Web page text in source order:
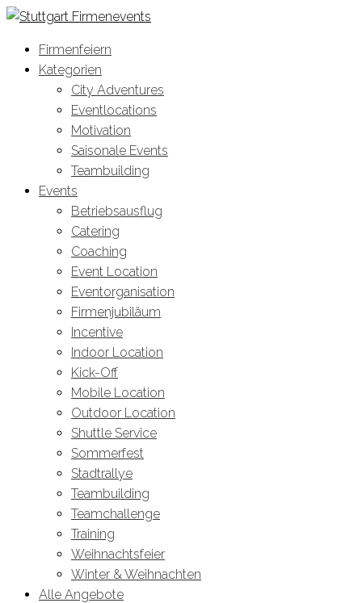
Firmenfeiern
Kategorien
City Adventures
Eventlocations
Motivation
Saisonale Events
Teambuilding
Events
Betriebsausflug
Catering
Coaching
Event Location
Eventorganisation
Firmenjubiläum
Incentive
Indoor Location
Kick-Off
Mobile Location
Outdoor Location
Shuttle Service
Sommerfest
Stadtrallye
Teambuilding
Teamchallenge
Training
Weihnachtsfeier
Winter & Weihnachten
Alle Angebote